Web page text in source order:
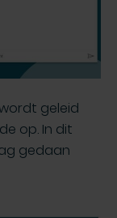
geleid
op. In dit
gedaan